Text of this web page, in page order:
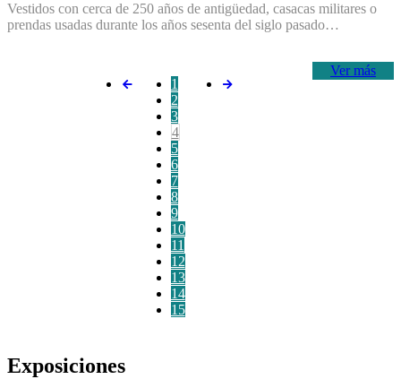
Vestidos con cerca de 250 años de antigüedad, casacas militares o
prendas usadas durante los años sesenta del siglo pasado…
Ver más
1
2
3
4
5
6
7
8
9
10
11
12
13
14
15
Exposiciones